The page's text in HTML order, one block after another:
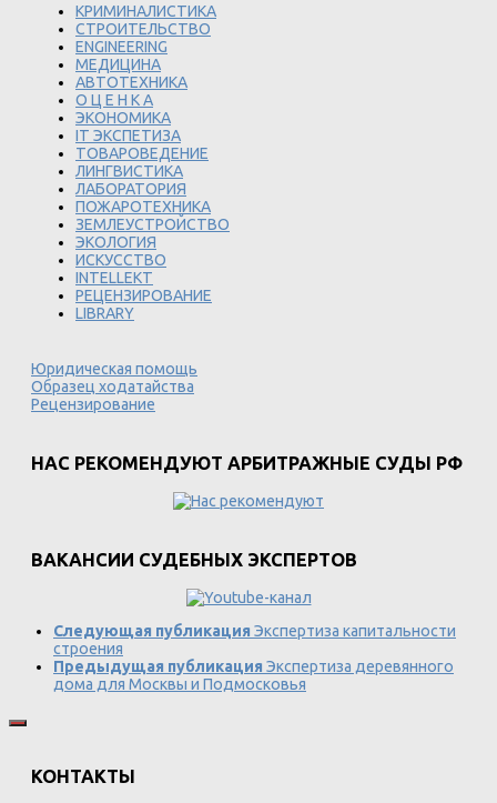
КРИМИНАЛИСТИКА
СТРОИТЕЛЬСТВО
ENGINEERING
МЕДИЦИНА
АВТОТЕХНИКА
О Ц Е Н К А
ЭКОНОМИКА
IT ЭКСПЕТИЗА
ТОВАРОВЕДЕНИЕ
ЛИНГВИСТИКА
ЛАБОРАТОРИЯ
ПОЖАРОТЕХНИКА
ЗЕМЛЕУСТРОЙСТВО
ЭКОЛОГИЯ
ИСКУССТВО
INTELLEKT
РЕЦЕНЗИРОВАНИЕ
LIBRARY
Юридическая помощь
Образец ходатайства
Рецензирование
НАС РЕКОМЕНДУЮТ АРБИТРАЖНЫЕ СУДЫ РФ
ВАКАНСИИ СУДЕБНЫХ ЭКСПЕРТОВ
Следующая публикация Экспертиза капитальности
строения
Предыдущая публикация Экспертиза деревянного
дома для Москвы и Подмосковья
КОНТАКТЫ